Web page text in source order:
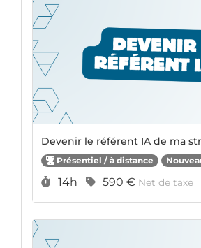
Devenir le référent IA de ma
Présentiel / à distance
Durée :
14h Prix :
590 € Net de taxe